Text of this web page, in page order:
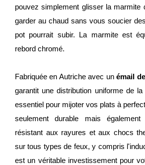
pouvez simplement glisser la marmite
garder au chaud sans vous soucier
pot pourrait subir. La marmite est
rebord chromé.
Fabriquée en Autriche avec unémail
garantit une distribution uniforme de
essentiel pour mijoter vos plats à
seulement durable mais
résistant aux rayures et aux chocs
sur tous types de feux, y compris
est un véritable investissement pour